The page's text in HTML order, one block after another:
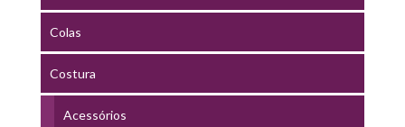
Colas
Costura
Acessórios